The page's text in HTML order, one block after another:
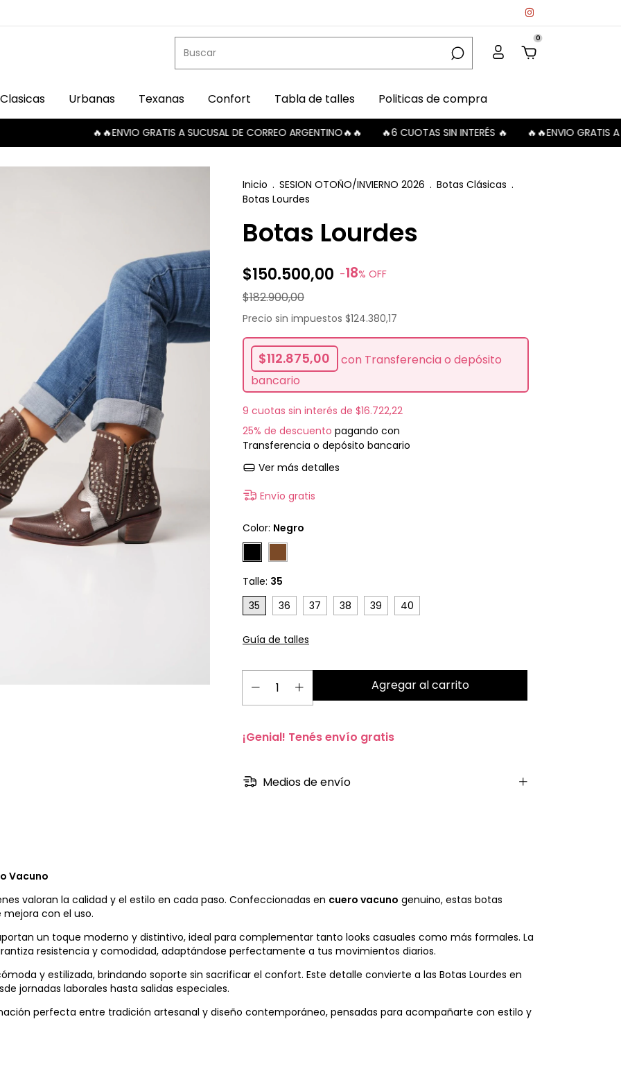
0
Clasicas Urbanas Texanas Confort Tabla de talles Politicas de compra
🔥🔥ENVIO GRATIS A SUCUSAL DE CORREO ARGENTINO🔥🔥 🔥6 CUOTAS SIN INTERÉS 🔥 🔥🔥ENVIO GRATIS A
Inicio . SESION OTOÑO/INVIERNO 2026 . Botas Clásicas .
Botas Lourdes
Botas Lourdes
$150.500,00 -18% OFF
$182.900,00
Precio sin impuestos $124.380,17
$112.875,00 con Transferencia o depósito
bancario
9 cuotas sin interés de $16.722,22
25% de descuento pagando con
Transferencia o depósito bancario
Ver más detalles
Envío gratis
Color: Negro
Talle: 35
35
36 37 38 39 40
Guía de talles
¡Genial! Tenés envío gratis
Medios de envío
Vacuno
valoran la calidad y el estilo en cada paso. Confeccionadas en cuero vacuno genuino, estas botas
con el uso.
un toque moderno y distintivo, ideal para complementar tanto looks casuales como más formales. La
resistencia y comodidad, adaptándose perfectamente a tus movimientos diarios.
y estilizada, brindando soporte sin sacrificar el confort. Este detalle convierte a las Botas Lourdes en
jornadas laborales hasta salidas especiales.
perfecta entre tradición artesanal y diseño contemporáneo, pensadas para acompañarte con estilo y